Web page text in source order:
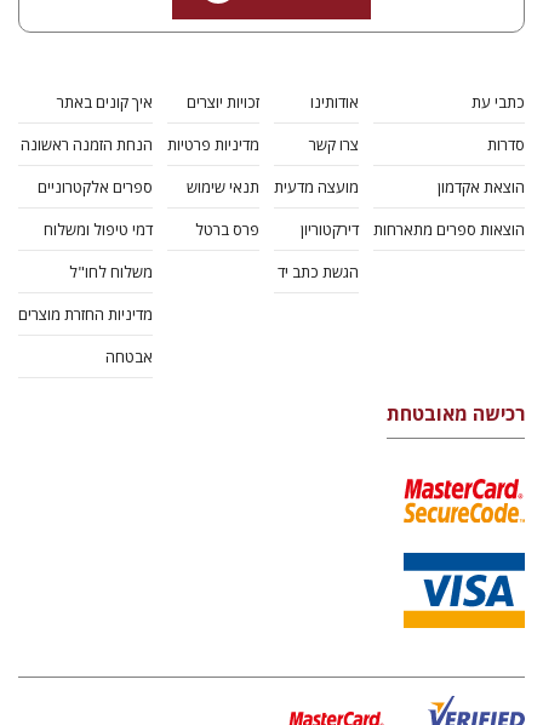
כתבי עת
סדרות
הוצאת אקדמון
הוצאות ספרים מתארחות
אודותינו
צרו קשר
מועצה מדעית
דירקטוריון
הגשת כתב יד
זכויות יוצרים
מדיניות פרטיות
תנאי שימוש
פרס ברטל
איך קונים באתר
הנחת הזמנה ראשונה
ספרים אלקטרוניים
דמי טיפול ומשלוח
משלוח לחו"ל
מדיניות החזרת מוצרים
אבטחה
רכישה מאובטחת